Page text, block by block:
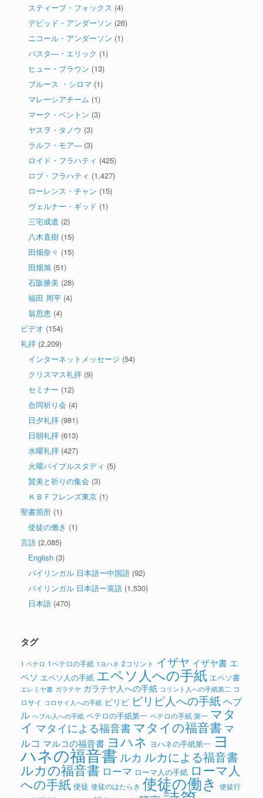
スティーブ・フォックス (4)
デビッド・アンダーソン (26)
ニコール・アンダーソン (1)
パスタ―・エリック (1)
ヒュー・ブラウン (13)
ブルース ・シロマ (1)
マレーシアチーム (1)
マーク・ベントン (3)
ヤスヲ・タノウ (3)
ラルフ・モア― (3)
ロイド・フラハティ (425)
ロブ・フラハティ (1,427)
ローレンス・チャン (15)
ヴェルナー・ギッド (1)
三宅成道 (2)
八木直樹 (15)
田畑奈々 (15)
田畑旭 (51)
石阪勝美 (28)
福田 周平 (4)
翁思恵 (4)
ビデオ (154)
礼拝 (2,209)
インターネットメッセージ (54)
クリスマス礼拝 (9)
セミナー (12)
合同祈り会 (4)
日夕礼拝 (981)
日朝礼拝 (613)
水曜礼拝 (427)
火曜バイブルスタディ (5)
賛美と祈りの集会 (3)
ＫＢＦフレンズ東京 (1)
聖書箇所 (1)
使徒の働き (1)
言語 (2,085)
English (3)
バイリンガル 日本語ー中国語 (92)
バイリンガル 日本語ー英語 (1,530)
日本語 (470)
タグ
1 ペテロ 1ペテロの手紙 1ヨハネ 2コリント イザヤ イザヤ書 エ
ペソ エペソ人の手紙 エペソ人への手紙 エペソ書
エレミヤ書 ガラテヤ ガラテヤ人への手紙 コリント人への手紙第二 コ
ロサイ コロサイ人への手紙 ピリピ ピリピ人への手紙ヘブ
ル ヘブル人への手紙 ペテロの手紙第一 ペテロの手紙 第一 マタ
イ マタイによる福音書 マタイの福音書 マ
ルコ マルコの福音書 ヨハネ ヨハネの手紙第一 ヨ
ハネの福音書 ルカ ルカによる福音書
ルカの福音書 ローマ ローマ人の手紙 ローマ人
への手紙 使徒 使徒のはたらき 使徒の働き 使徒行